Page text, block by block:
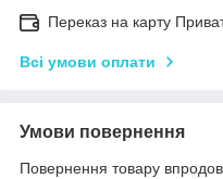
Переказ на карту
Всі умови оплати
Умови повернення
Повернення товару